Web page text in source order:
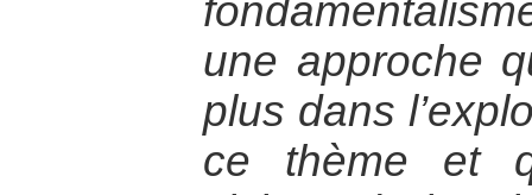
une approche
plus dans
ce thème et